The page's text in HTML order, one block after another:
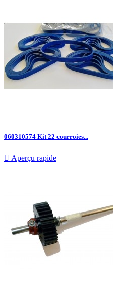
060310574 Kit 22 courroies...
 Aperçu rapide